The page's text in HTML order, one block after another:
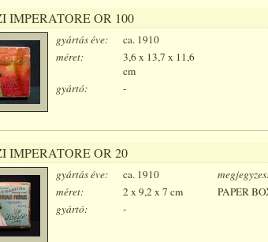
IMPERATORE OR 100
gyártás éve:
ca. 1910
méret:
3,6 x 13,7 x 11,6
cm
gyártó:
-
IMPERATORE OR 20
gyártás éve:
ca. 1910
méret:
2 x 9,2 x 7 cm
gyártó:
-
PAPER